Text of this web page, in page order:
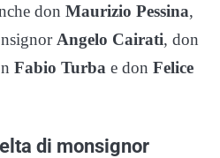
don Maurizio Pessina,
Angelo Cairati, don
Fabio Turba e don Felice
di monsignor